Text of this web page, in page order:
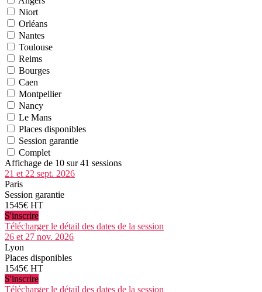
Niort
Orléans
Nantes
Toulouse
Reims
Bourges
Caen
Montpellier
Nancy
Le Mans
Places disponibles
Session garantie
Complet
Affichage de 10 sur 41 sessions
21 et 22 sept. 2026
Paris
Session garantie
1545€ HT
S'inscrire
Télécharger le détail des dates de la session
26 et 27 nov. 2026
Lyon
Places disponibles
1545€ HT
S'inscrire
Télécharger le détail des dates de la session